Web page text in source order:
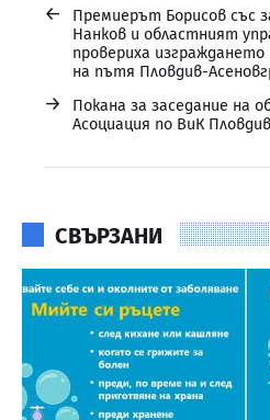
←
Премиерът Борисов със
Нанков и областният
провериха
на пътя Пловдив-
→
Покана за заседание на
Асоциация по ВиК Пловдив
СВЪРЗАНИ